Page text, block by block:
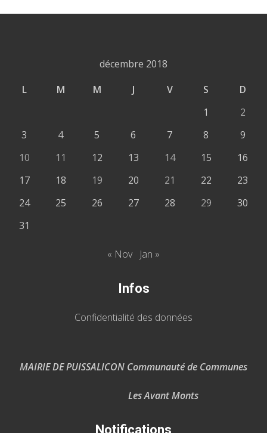
décembre 2018
L
M M J V S
D
1
2
3
4 5 6 7 8
9
10
11 12 13 14 15
16
17
18 19 20 21 22
23
24
25 26 27 28 29
30
31
« Nov Jan »
Infos
Confidentialité des données
MAIRIE DE PUISSALICON Communauté de Communes
Les Avant Monts
Notifications